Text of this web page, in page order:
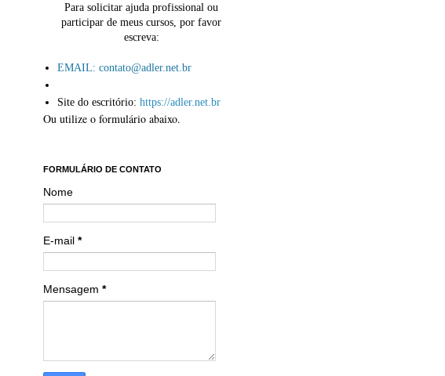
Para solicitar ajuda profissional ou
participar de meus cursos, por favor
escreva:
EMAIL: contato@adler.net.br
Site do escritório: https://adler.net.br
Ou utilize o formulário abaixo.
FORMULÁRIO DE CONTATO
Nome
E-mail *
Mensagem *